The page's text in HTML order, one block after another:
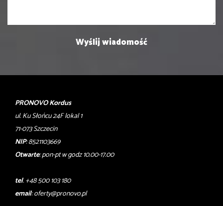
PRONOVO Kordus
ul. Ku Słońcu 24F lokal 1
71-073 Szczecin
NIP: 8521103669
Otwarte: pon-pt w godz 10.00-17.00
tel. +48 500 103 180
email:oferty@pronovo.pl